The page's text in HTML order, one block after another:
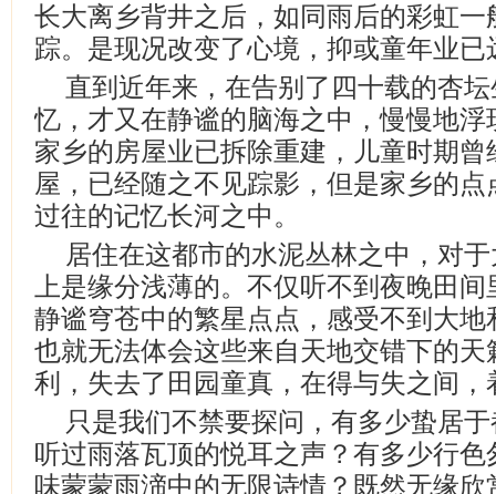
长大离乡背井之后，如同雨后的彩虹
踪。是现况改变了心境，抑或童年业已
直到近年来，在告别了四十载的杏
忆，才又在静谧的脑海之中，慢慢地
家乡的房屋业已拆除重建，儿童时期
屋，已经随之不见踪影，但是家乡的
过往的记忆长河之中。
居住在这都市的水泥丛林之中，对
上是缘分浅薄的。不仅听不到夜晚田
静谧穹苍中的繁星点点，感受不到大
也就无法体会这些来自天地交错下的
利，失去了田园童真，在得与失之间
只是我们不禁要探问，有多少蛰居
听过雨落瓦顶的悦耳之声？有多少行
味蒙蒙雨渧中的无限诗情？既然无缘